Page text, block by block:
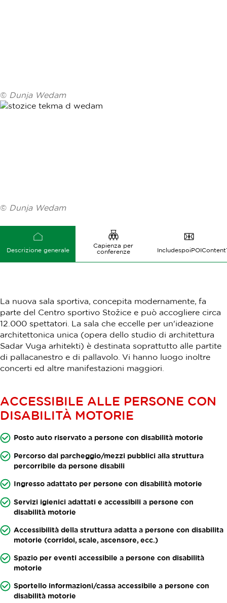
© Dunja Wedam
© Dunja Wedam
Descrizione generale
Capienza per
conferenze
La nuova sala sportiva, concepita modernamente, fa
parte del Centro sportivo Stožice e può accogliere circa
12.000 spettatori. La sala che eccelle per un'ideazione
architettonica unica (opera dello studio di architettura
Sadar Vuga arhitekti) è destinata soprattutto alle partite
di pallacanestro e di pallavolo. Vi hanno luogo inoltre
concerti ed altre manifestazioni maggiori.
ACCESSIBILE ALLE PERSONE CON
DISABILITÀ MOTORIE
Posto auto riservato a persone con disabilità motorie
Percorso dal parcheggio/mezzi pubblici alla struttura
percorribile da persone disabili
Ingresso adattato per persone con disabilità motorie
Servizi igienici adattati e accessibili a persone con
disabilità motorie
Accessibilità della struttura adatta a persone con disabilita
motorie (corridoi, scale, ascensore, ecc.)
Spazio per eventi accessibile a persone con disabilità
motorie
Sportello informazioni/cassa accessibile a persone con
disabilità motorie